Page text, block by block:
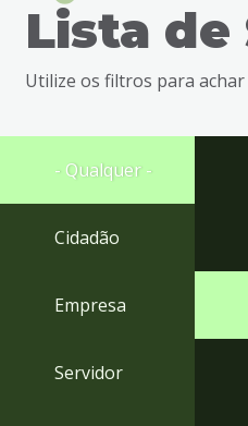
busca
Ir
rodapé
Lista de
Utilize os filtros para
- Qualquer -
Cidadão
Empresa
Servidor